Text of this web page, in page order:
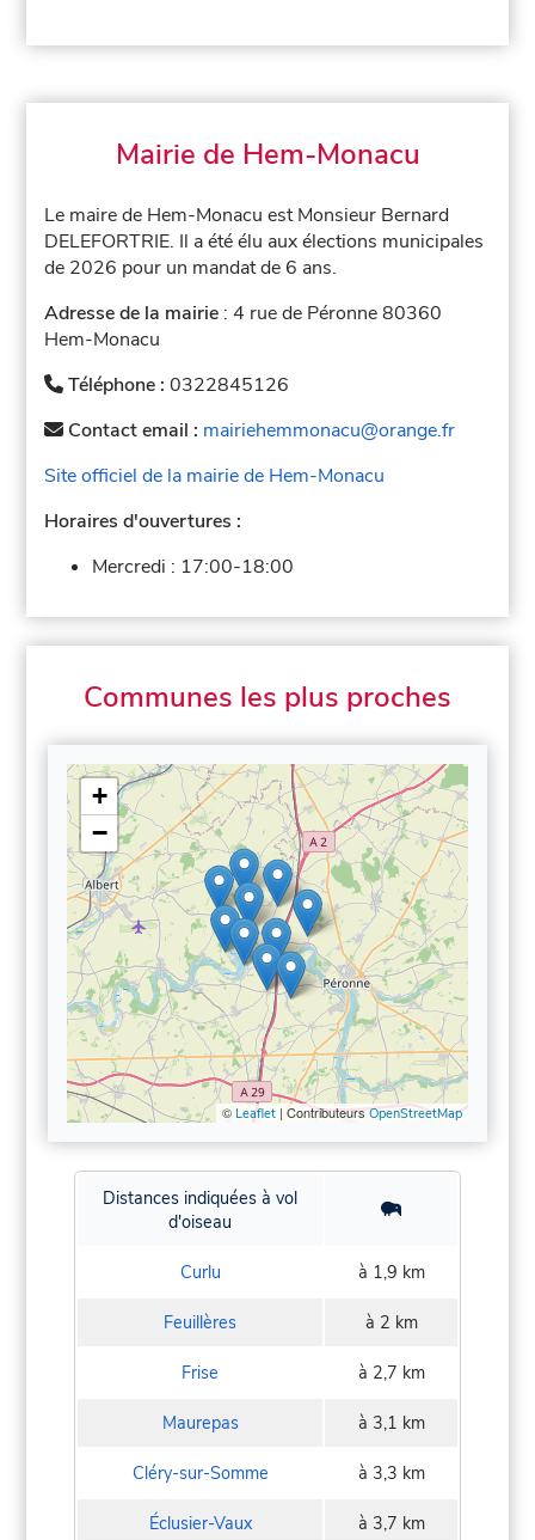
Mairie de Hem-Monacu
Le maire de Hem-Monacu est Monsieur Bernard
DELEFORTRIE. Il a été élu aux élections municipales
de 2026 pour un mandat de 6 ans.
Adresse de la mairie : 4 rue de Péronne 80360
Hem-Monacu
Téléphone :0322845126
Contact email : mairiehemmonacu@orange.fr
Site officiel de la mairie de Hem-Monacu
Horaires d'ouvertures :
Mercredi : 17:00-18:00
Communes les plus proches
+
−
© Leaflet| ContributeursOpenStreetMap
Distances indiquées à vol
d'oiseau
Curlu à 1,9 km
Feuillères à 2 km
Frise à 2,7 km
Maurepas à 3,1 km
Cléry-sur-Somme à 3,3 km
Éclusier-Vaux à 3,7 km